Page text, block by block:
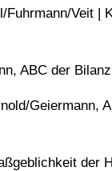
Veit |
ABC der
​​Geiermann,
der